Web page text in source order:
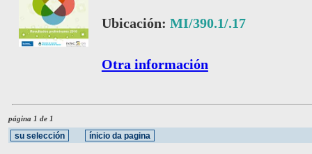
Ubicación: MI/390.1/.17
Otra información
página 1 de 1